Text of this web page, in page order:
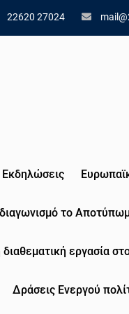
22620 27024
Εκδηλώσεις
το
διαθεματική εργασία
Δράσεις Ενεργού